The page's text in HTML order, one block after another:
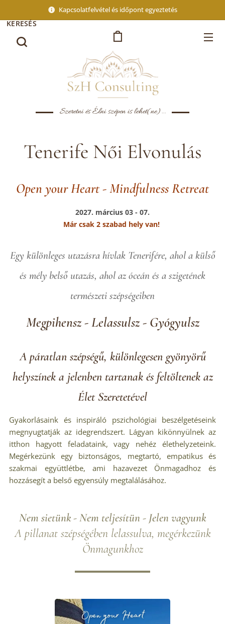
Kapcsolatfelvétel és időpont egyeztetés
Szeretni és Élni szépen is lehet(ne)...
KERESÉS
Tenerife Női Elvonulás
Open your Heart - Mindfulness Retreat
2027. március 03 - 07.
Már csak 2 szabad hely van!
Egy különleges utazásra hívlak Tenerifére, ahol a külső
és mély belső utazás, ahol az óceán és a szigetének
természeti szépségeiben
Megpihensz - Lelassulsz - Gyógyulsz
A páratlan szépségű, különlegesen gyönyörű
helyszínek a jelenben tartanak és feltöltenek az
Élet Szeretetével
Gyakorlásaink és inspiráló pszichológiai beszélgetéseink
megnyugtatják az idegrendszert. Lágyan kikönnyülnek az
itthon hagyott feladataink, vagy nehéz élethelyzeteink.
Megérkezünk egy biztonságos, megtartó, empatikus és
szakmai együttlétbe, ami hazavezet Önmagadhoz és
hozzásegít a belső egyensúly megtalálásához.
Nem sietünk -Nem teljesítün - Jelen vagyunk
A pillanat szépségében lelassulva, megérkezünk
Önmagunkhoz